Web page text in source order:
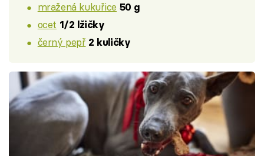
mražená kukuřice 50 g
ocet 1/2 lžičky
černý pepř 2 kuličky